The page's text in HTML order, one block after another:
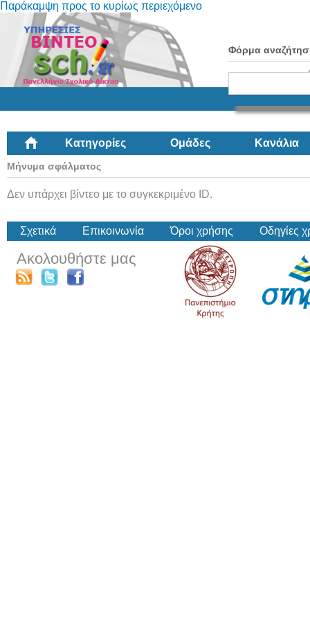
Παράκαμψη προς το κυρίως περιεχόμενο
Φόρμα
Κατηγορίες Ομάδες Κανάλια
Μήνυμα σφάλματος
Δεν υπάρχει βίντεο με το συγκεκριμένο ID.
Σχετικά Επικοινωνία Όροι χρήσης Οδηγίες
Ακολουθήστε μας